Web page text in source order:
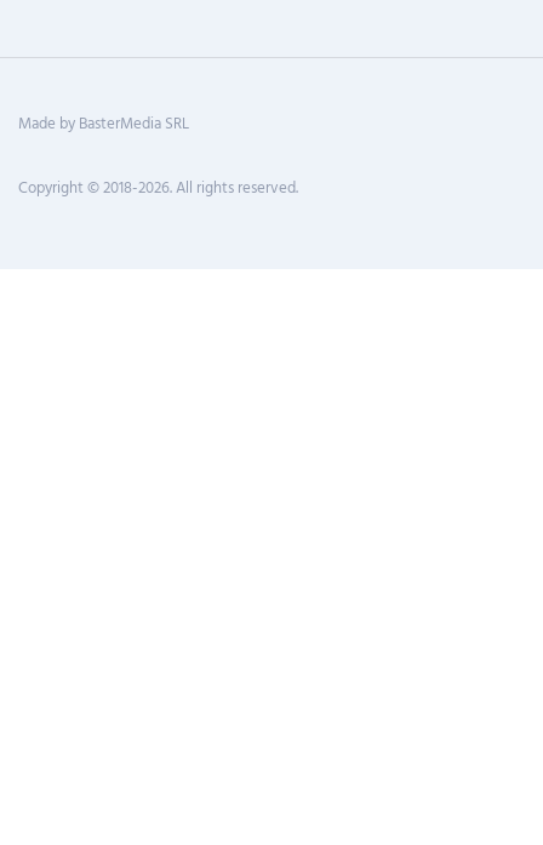
Made by BasterMedia SRL
Copyright © 2018-2026. All rights reserved.